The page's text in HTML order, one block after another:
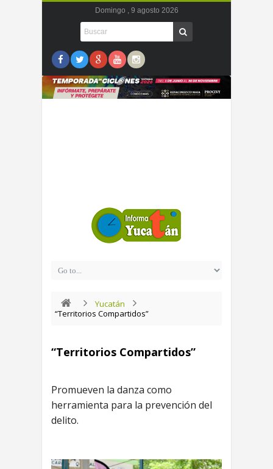
Domingo , 9 agosto 2026
Yucatán
“Territorios Compartidos”
“Territorios Compartidos”
Promueven la danza como
herramienta para la prevención del
delito.